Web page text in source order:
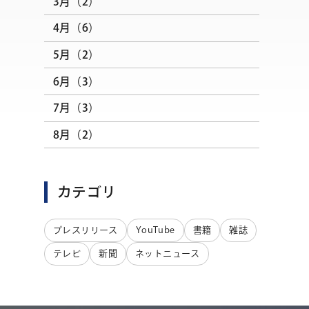
4月（6）
5月（2）
6月（3）
7月（3）
8月（2）
カテゴリ
プレスリリース YouTube 書籍 雑誌
テレビ 新聞 ネットニュース